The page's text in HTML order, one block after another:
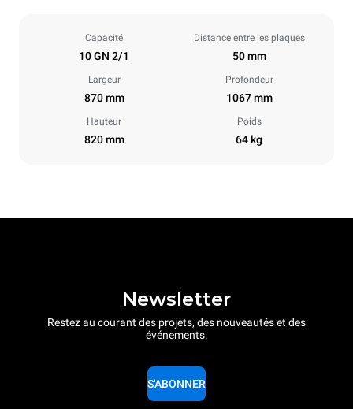
Capacité
10 GN 2/1
Distance entre les plaques
50 mm
Largeur
870 mm
Profondeur
1067 mm
Hauteur
820 mm
Poids
64 kg
Newsletter
Restez au courant des projets, des nouveautés et des
événements.
S'ABONNER